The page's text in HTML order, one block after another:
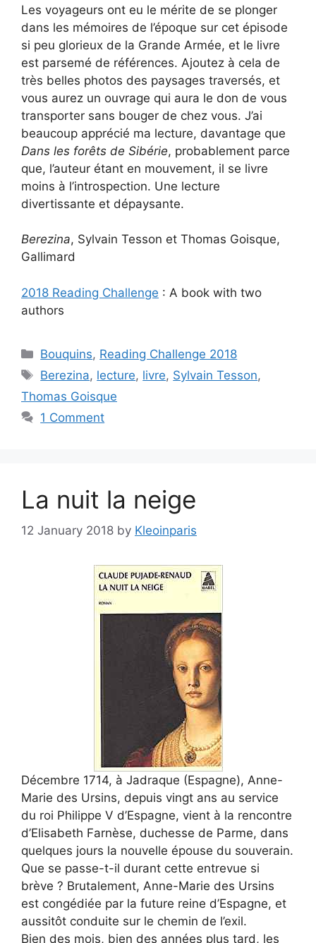
Les voyageurs ont eu le mérite de se plonger
dans les mémoires de l’époque sur cet épisode
si peu glorieux de la Grande Armée, et le livre
est parsemé de références. Ajoutez à cela de
très belles photos des paysages traversés, et
vous aurez un ouvrage qui aura le don de vous
transporter sans bouger de chez vous. J’ai
beaucoup apprécié ma lecture, davantage que
Dans les forêts de Sibérie, probablement parce
que, l’auteur étant en mouvement, il se livre
moins à l’introspection. Une lecture
divertissante et dépaysante.
Berezina, Sylvain Tesson et Thomas Goisque,
Gallimard
2018 Reading Challenge : A book with two
authors
Categories
Bouquins, Reading Challenge 2018
Tags
Berezina, lecture, livre, Sylvain Tesson,
Thomas Goisque
1 Comment
La nuit la neige
12 January 2018 by Kleoinparis
Décembre 1714, à Jadraque (Espagne), Anne-
Marie des Ursins, depuis vingt ans au service
du roi Philippe V d’Espagne, vient à la rencontre
d’Elisabeth Farnèse, duchesse de Parme, dans
quelques jours la nouvelle épouse du souverain.
Que se passe-t-il durant cette entrevue si
brève ? Brutalement, Anne-Marie des Ursins
est congédiée par la future reine d’Espagne, et
aussitôt conduite sur le chemin de l’exil.
Bien des mois, bien des années plus tard, les